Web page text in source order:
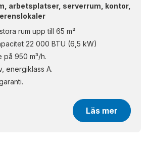
arbetsplatser, serverrum, kontor,
rum upp till 65 m²
22 000 BTU (6,5 kW)
950 m³/h.
energiklass A.
Läs mer